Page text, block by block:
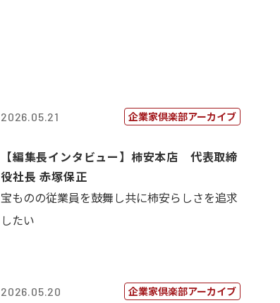
2026.05.21 企業家倶楽部アーカイブ
【編集長インタビュー】柿安本店 代表取締
役社長 赤塚保正
宝ものの従業員を鼓舞し共に柿安らしさを追求
したい
2026.05.20 企業家倶楽部アーカイブ